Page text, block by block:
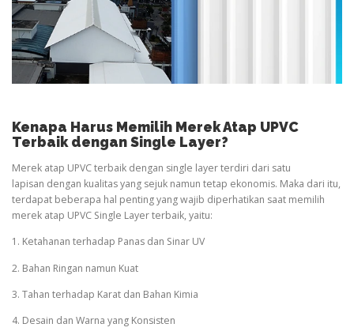
Kenapa Harus Memilih Merek Atap UPVC
Terbaik dengan Single Layer?
Merek atap UPVC terbaik dengan single layer terdiri dari satu
lapisan dengan kualitas yang sejuk namun tetap ekonomis. Maka dari itu,
terdapat beberapa hal penting yang wajib diperhatikan saat memilih
merek atap UPVC Single Layer terbaik, yaitu:
1. Ketahanan terhadap Panas dan Sinar UV
2. Bahan Ringan namun Kuat
3. Tahan terhadap Karat dan Bahan Kimia
4. Desain dan Warna yang Konsisten